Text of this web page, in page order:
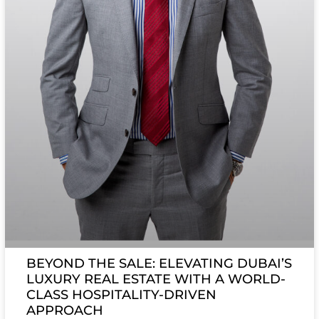
BEYOND THE SALE: ELEVATING DUBAI’S
LUXURY REAL ESTATE WITH A WORLD-
CLASS HOSPITALITY-DRIVEN
APPROACH